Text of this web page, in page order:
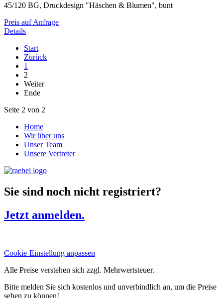
45/120 BG, Druckdesign "Häschen & Blumen", bunt
Preis auf Anfrage
Details
Start
Zurück
1
2
Weiter
Ende
Seite 2 von 2
Home
Wir über uns
Unser Team
Unsere Vertreter
Sie sind noch nicht registriert?
Jetzt anmelden.
Cookie-Einstellung anpassen
Alle Preise verstehen sich zzgl. Mehrwertsteuer.
Bitte melden Sie sich kostenlos und unverbindlich an, um die Preise
sehen zu können!